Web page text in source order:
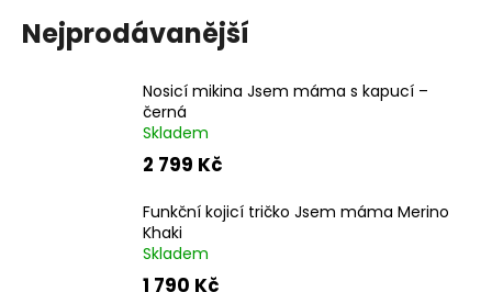
Nejprodávanější
Nosicí mikina Jsem máma s kapucí –
černá
Skladem
2 799 Kč
Funkční kojicí tričko Jsem máma Merino
Khaki
Skladem
1 790 Kč